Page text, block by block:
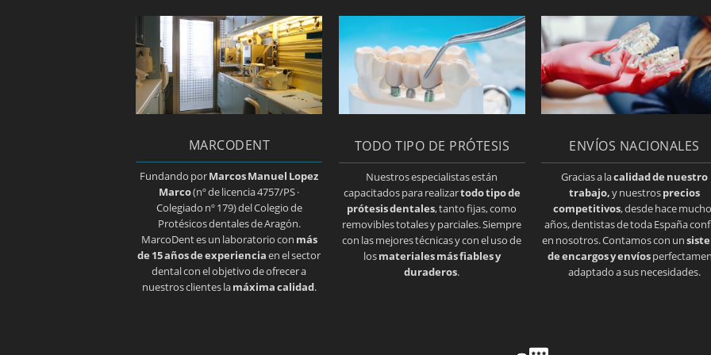
MARCODENT
Fundando porMarcos Manuel Lopez
Marco(nº de licencia 4757/PS ·
Colegiado nº 179) del Colegio de
Protésicos dentales de Aragón.
MarcoDent es un laboratorio con más
de 15 años de experienciaen el sector
dental con el objetivo de ofrecer a
nuestros clientes lamáxima calidad.
TODO TIPO DE PRÓTESIS
Nuestros especialistas están
capacitados para realizartodo tipo de
prótesis dentales, tanto fijas, como
removibles totales y parciales. Siempre
con las mejores técnicas y con el uso de
losmateriales más fiables y
duraderos.
ENVÍOS NACIONALES
Gracias a lacalidad de nuestro
trabajo,y nuestrosprecios
competitivos, desde hace
años, dentistas de toda España
en nosotros. Contamos con un
de encargos y envíos
adaptado a sus necesidades.